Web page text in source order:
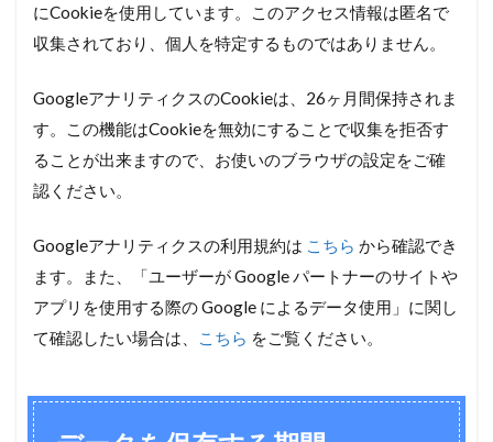
にCookieを使用しています。このアクセス情報は匿名で
収集されており、個人を特定するものではありません。
GoogleアナリティクスのCookieは、26ヶ月間保持されま
す。この機能はCookieを無効にすることで収集を拒否す
ることが出来ますので、お使いのブラウザの設定をご確
認ください。
Googleアナリティクスの利用規約は こちら から確認でき
ます。また、「ユーザーが Google パートナーのサイトや
アプリを使用する際の Google によるデータ使用」に関し
て確認したい場合は、
こちら をご覧ください。